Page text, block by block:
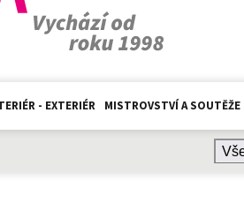
- EXTERIÉR MISTROVSTVÍ A SOUTĚŽE